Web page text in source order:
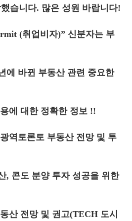
습니다. 많은 성원 바랍니다!
(취업비자)” 신분자는 부
에 바뀐 부동산 관련 중요한
에 대한 정확한 정보 !!
역토론토 부동산 전망 및 투
, 콘도 분양 투자 성공을 위한
산 전망 및 권고(TECH 도시